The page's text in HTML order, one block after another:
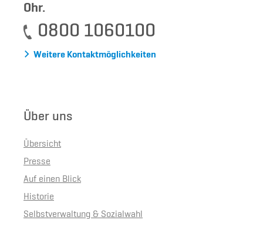
Ohr.
0800 1060100
Weitere Kontaktmöglichkeiten
Über uns
Übersicht
Presse
Auf einen Blick
Historie
Selbstverwaltung & Sozialwahl